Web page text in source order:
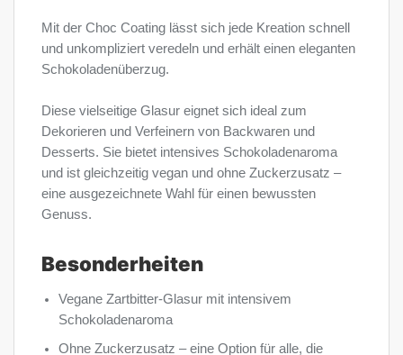
Mit der Choc Coating lässt sich jede Kreation schnell
und unkompliziert veredeln und erhält einen eleganten
Schokoladenüberzug.
Diese vielseitige Glasur eignet sich ideal zum
Dekorieren und Verfeinern von Backwaren und
Desserts. Sie bietet intensives Schokoladenaroma
und ist gleichzeitig vegan und ohne Zuckerzusatz –
eine ausgezeichnete Wahl für einen bewussten
Genuss.
Besonderheiten
Vegane Zartbitter-Glasur mit intensivem
Schokoladenaroma
Ohne Zuckerzusatz – eine Option für alle, die